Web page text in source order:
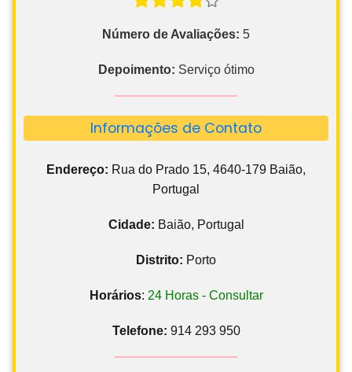
Número de Avaliações: 5
Depoimento: Serviço ótimo
Informações de Contato
Endereço: Rua do Prado 15, 4640-179 Baião,
Portugal
Cidade: Baião, Portugal
Distrito: Porto
Horários: 24 Horas - Consultar
Telefone: 914 293 950